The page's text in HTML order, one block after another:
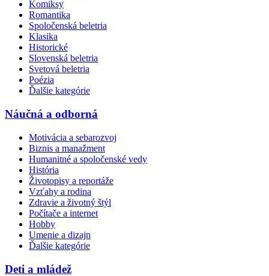
Komiksy
Romantika
Spoločenská beletria
Klasika
Historické
Slovenská beletria
Svetová beletria
Poézia
Ďalšie kategórie
Náučná a odborná
Motivácia a sebarozvoj
Biznis a manažment
Humanitné a spoločenské vedy
História
Životopisy a reportáže
Vzťahy a rodina
Zdravie a životný štýl
Počítače a internet
Hobby
Umenie a dizajn
Ďalšie kategórie
Deti a mládež